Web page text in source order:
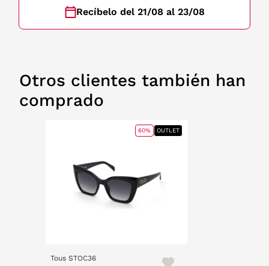
Recíbelo del 21/08 al 23/08
Otros clientes también han
comprado
Tous STOC36
60% OUTLET